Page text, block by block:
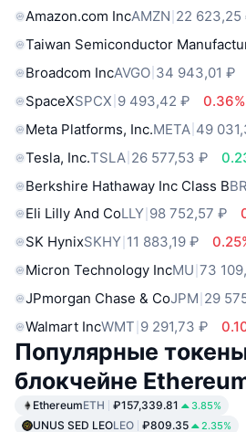
Amazon.com IncAMZN 22 623,25
Taiwan Semiconductor
Broadcom IncAVGO 34 943,01 ₽
SpaceXSPCX 9 493,42 ₽
0.36%
Meta Platforms, Inc.META 49
Tesla, Inc.TSLA 26 577,53 ₽
Berkshire Hathaway Inc Class B
Eli Lilly And CoLLY 98 752,57 ₽
SK HynixSKHY 11 883,19 ₽
Micron Technology IncMU 73
JPmorgan Chase & CoJPM 29
Walmart IncWMT 9 291,73 ₽
Популярные
блокчейне
EthereumETH ₽157,339.81 3.85%
UNUS SED LEOLEO ₽809.35 2.35%